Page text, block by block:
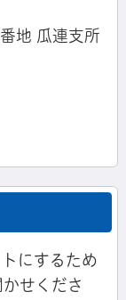
地 瓜連支所
にするため
せくださ